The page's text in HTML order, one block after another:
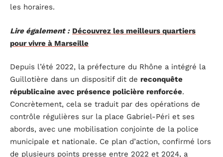
les horaires.
Lire également : Découvrez les meilleurs quartiers
pour vivre à Marseille
Depuis l’été 2022, la préfecture du Rhône a intégré la
Guillotière dans un dispositif dit de reconquête
républicaine avec présence policière renforcée.
Concrètement, cela se traduit par des opérations de
contrôle régulières sur la place Gabriel-Péri et ses
abords, avec une mobilisation conjointe de la police
municipale et nationale. Ce plan d’action, confirmé lors
de plusieurs points presse entre 2022 et 2024, a